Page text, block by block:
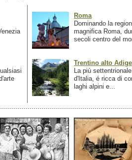
Roma
Dominando la
magnifica Roma,
secoli centro del
Trentino alto Adige
La più
d'Italia, é ricca di
laghi alpini e...